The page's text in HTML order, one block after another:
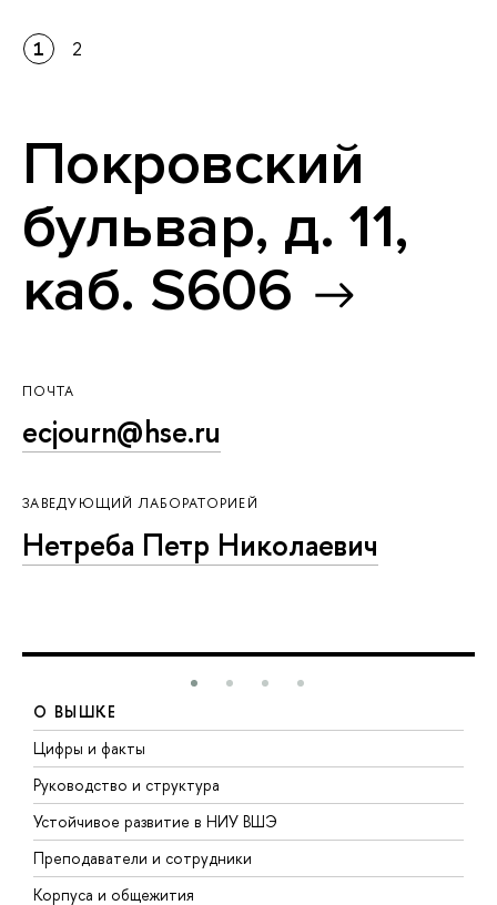
1 2
Покровский
бульвар, д. 11,
каб. S606
ПОЧТА
ecjourn@hse.ru
ЗАВЕДУЮЩИЙ ЛАБОРАТОРИЕЙ
Нетреба Петр Николаевич
О ВЫШКЕ
Цифры и факты
Руководство и структура
Устойчивое развитие в НИУ ВШЭ
Преподаватели и сотрудники
Корпуса и общежития